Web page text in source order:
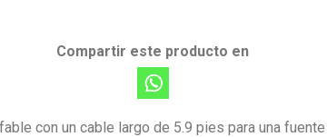
Compartir este producto en
con un cable largo de 5.9 pies para una